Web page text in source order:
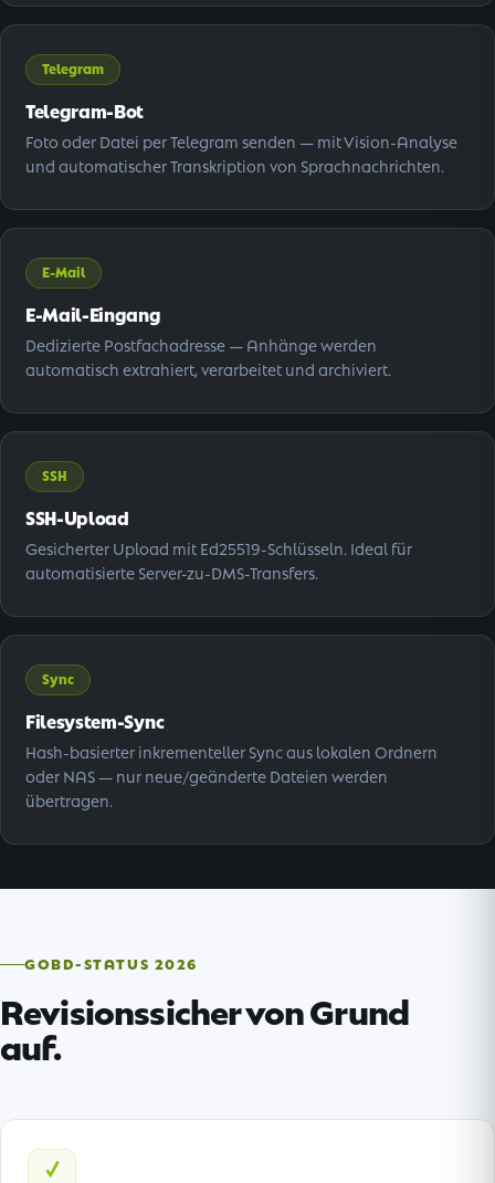
Telegram
Telegram-Bot
Foto oder Datei per Telegram senden — mit Vision-Analyse
und automatischer Transkription von Sprachnachrichten.
E-Mail
E-Mail-Eingang
Dedizierte Postfachadresse — Anhänge werden
automatisch extrahiert, verarbeitet und archiviert.
SSH
SSH-Upload
Gesicherter Upload mit Ed25519-Schlüsseln. Ideal für
automatisierte Server-zu-DMS-Transfers.
Sync
Filesystem-Sync
Hash-basierter inkrementeller Sync aus lokalen Ordnern
oder NAS — nur neue/geänderte Dateien werden
übertragen.
GOBD-STATUS 2026
Revisionssicher von Grund
auf.
✓